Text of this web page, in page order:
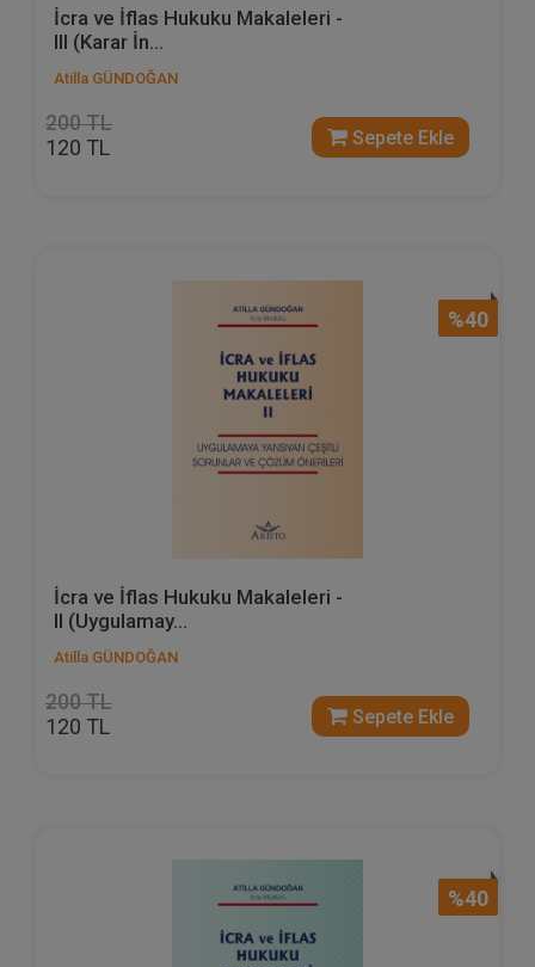
İcra ve İflas Hukuku Makaleleri -
III (Karar İn...
Atilla GÜNDOĞAN
200 TL
120 TL Sepete Ekle
%40
İcra ve İflas Hukuku Makaleleri -
II (Uygulamay...
Atilla GÜNDOĞAN
200 TL
120 TL Sepete Ekle
%40